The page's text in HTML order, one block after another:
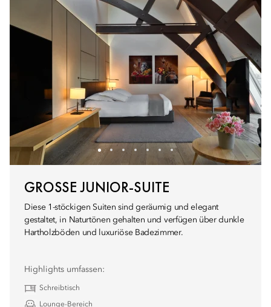
GROSSE JUNIOR-SUITE
Diese 1-stöckigen Suiten sind geräumig und elegant
gestaltet, in Naturtönen gehalten und verfügen über dunkle
Hartholzböden und luxuriöse Badezimmer.
Highlights umfassen:
Schreibtisch
Lounge-Bereich